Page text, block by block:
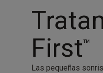
First™
Las pequeñas